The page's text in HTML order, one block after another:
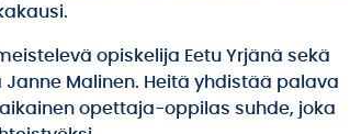
opiskelija Eetu Yrjänä sekä
Malinen. Heitä yhdistää palava
opettaja-oppilas suhde, joka